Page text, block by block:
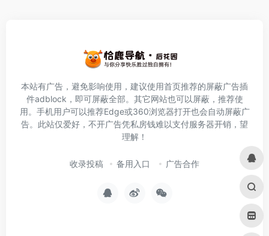
本站有广告，避免影响使用，建议使用首页推荐的屏蔽广告插
件adblock ，即可屏蔽全部。其它网站也可以屏蔽，推荐使
用。手机用户可以推荐Edge或360浏览器打开也会自动屏蔽广
告。此站仅爱好，不开广告凭私房钱难以支付服务器开销，望
理解！
收录投稿 备用入口 广告合作